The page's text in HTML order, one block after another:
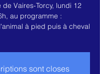
Vaires-Torcy, lundi 12
au programme :
à pied puis à cheval
sont closes